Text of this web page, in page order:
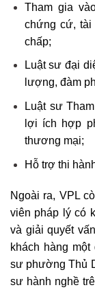
Tham gia
chứng cứ, tài
chấp;
Luật sư đại
lượng, đàm
Luật sư
lợi ích hợp
thương mại;
Hỗ trợ thi
Ngoài ra, VPL
viên pháp lý có
và giải quyết
khách hàng
sư phường Thủ
sư hành nghề